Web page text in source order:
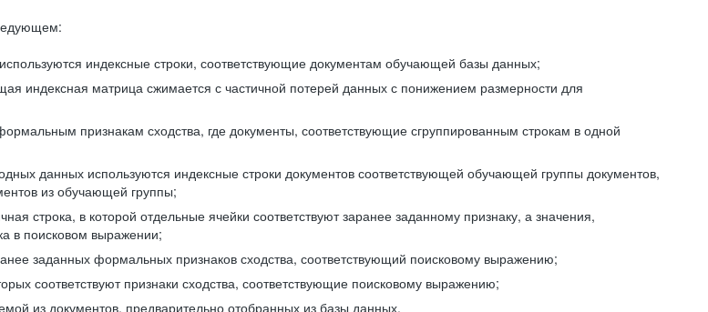
индексные строки, соответствующие документам обучающей базы данных;
индексная матрица сжимается с частичной потерей данных с понижением размерности для
признакам сходства, где документы, соответствующие сгруппированным строкам в одной
данных используются индексные строки документов соответствующей обучающей группы документов,
из обучающей группы;
строка, в которой отдельные ячейки соответствуют заранее заданному признаку, а значения,
в поисковом выражении;
заданных формальных признаков сходства, соответствующий поисковому выражению;
соответствуют признаки сходства, соответствующие поисковому выражению;
из документов, предварительно отобранных из базы данных.